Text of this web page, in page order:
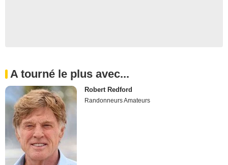
A tourné le plus avec...
Robert Redford
Randonneurs Amateurs